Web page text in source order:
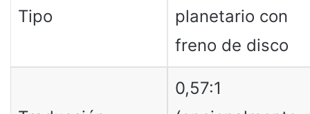
Tipo
planetario con
freno de disco
0,57:1